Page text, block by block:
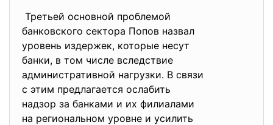
Третьей основной проблемой
банковского сектора Попов назвал
уровень издержек, которые несут
банки, в том числе вследствие
административной нагрузки. В связи
с этим предлагается ослабить
надзор за банками и их филиалами
на региональном уровне и усилить